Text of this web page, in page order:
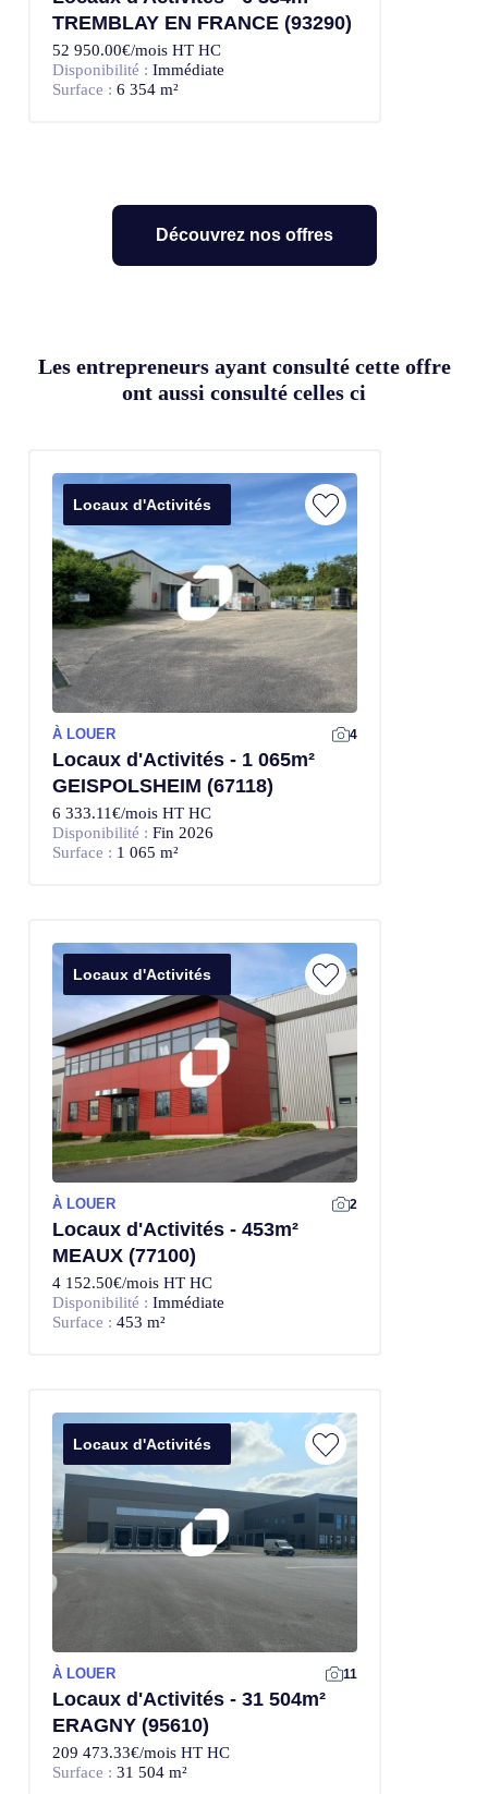
TREMBLAY EN FRANCE (93290)
52 950.00€/mois HT HC
Disponibilité : Immédiate
Surface : 6 354 m²
Découvrez nos offres
Les entrepreneurs ayant consulté cette offre
ont aussi consulté celles ci
Locaux d'Activités
À LOUER 4
Locaux d'Activités - 1 065m²
GEISPOLSHEIM (67118)
6 333.11€/mois HT HC
Disponibilité : Fin 2026
Surface : 1 065 m²
Locaux d'Activités
À LOUER 2
Locaux d'Activités - 453m²
MEAUX (77100)
4 152.50€/mois HT HC
Disponibilité : Immédiate
Surface : 453 m²
Locaux d'Activités
À LOUER 11
Locaux d'Activités - 31 504m²
ERAGNY (95610)
209 473.33€/mois HT HC
Surface : 31 504 m²